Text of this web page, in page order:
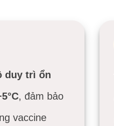
duy trì ổn
, đảm bảo
vaccine